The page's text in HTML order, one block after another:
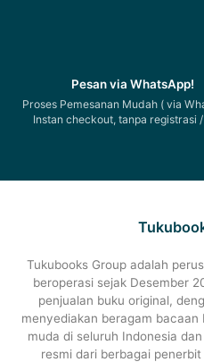
Pesan via WhatsApp!
Proses Pemesanan Mudah ( via
Instan checkout, tanpa registrasi
Tukubooks Group adalah
beroperasi sejak Desember
penjualan buku original,
menyediakan beragam
muda di seluruh Indonesia
resmi dari berbagai